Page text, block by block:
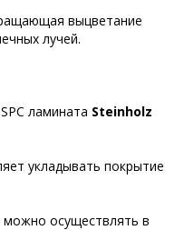
выцветание
лучей.
ламината Steinholz
укладывать покрытие
можно осуществлять в